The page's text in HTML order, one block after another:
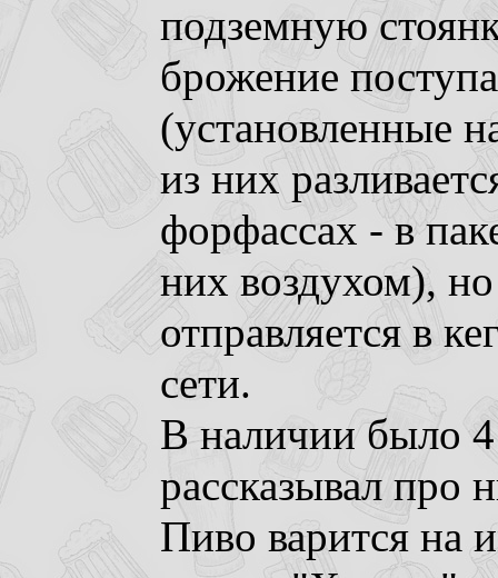
подземную
брожение
(установленные
из них
форфассах - в
них воздухом),
отправляется в
сети.
В наличии было
рассказывал про
Пиво варится на